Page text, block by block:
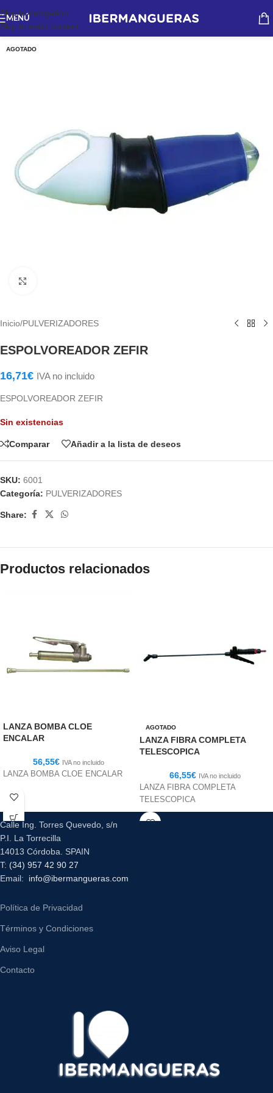
Skip to navigation
Skip to main content
MENÚ
AGOTADO
Inicio/PULVERIZADORES
ESPOLVOREADOR ZEFIR
16,71€ IVA no incluido
ESPOLVOREADOR ZEFIR
Sin existencias
Comparar Añadir a la lista de deseos
SKU: 6001
Categoría: PULVERIZADORES
Share:
Productos relacionados
LANZA BOMBA CLOE
ENCALAR
56,55€ IVA no incluido
LANZA BOMBA CLOE ENCALAR
AGOTADO
LANZA FIBRA COMPLETA
TELESCOPICA
66,55€ IVA no incluido
LANZA FIBRA COMPLETA
TELESCOPICA
Calle Ing. Torres Quevedo, s/n
P.I. La Torrecilla
14013 Córdoba. SPAIN
T: (34) 957 42 90 27
Email: info@ibermangueras.com
Política de Privacidad
Términos y Condiciones
Aviso Legal
Contacto